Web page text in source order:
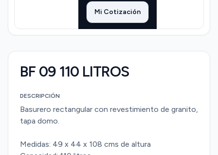
Mi Cotización
BF 09 110 LITROS
DESCRIPCIÓN
Basurero rectangular con revestimiento de granito,
tapa domo.
Medidas: 49 x 44 x 108 ​cms de altura